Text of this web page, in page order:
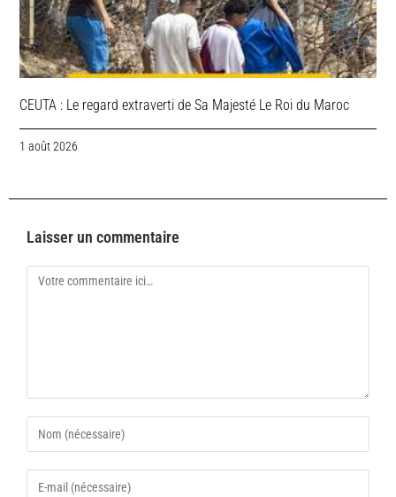
CEUTA : Le regard extraverti de Sa Majesté Le Roi du Maroc
1 août 2026
Laisser un commentaire